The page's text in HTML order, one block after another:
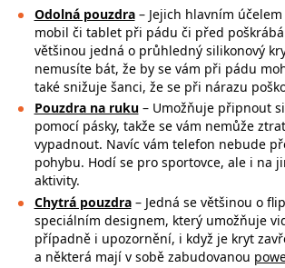
Odolná pouzdra– Jejich hlavním
mobil či tablet při pádu či před
většinou jedná o průhledný silikonový
nemusíte bát, že by se vám při pádu
také snižuje šanci, že se při nárazu
Pouzdra na ruku– Umožňuje připnout
pomocí pásky, takže se vám nemůže
vypadnout. Navíc vám telefon nebude
pohybu. Hodí se pro sportovce, ale i na
aktivity.
Chytrá pouzdra– Jedná se většinou o
speciálním designem, který umožňuje
případně i upozornění, i když je kryt
a některá mají v sobě zabudovanou